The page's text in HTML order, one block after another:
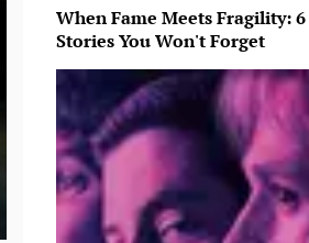
When Fame Meets Fragility:
Stories You Won't Forget